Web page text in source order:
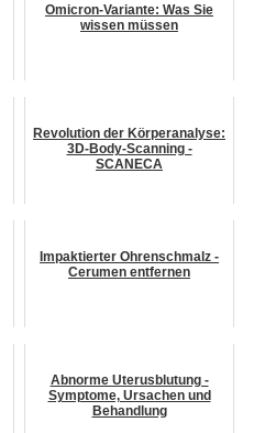
Omicron-Variante: Was Sie
wissen müssen
Revolution der Körperanalyse:
3D-Body-Scanning -
SCANECA
Impaktierter Ohrenschmalz -
Cerumen entfernen
Abnorme Uterusblutung -
Symptome, Ursachen und
Behandlung